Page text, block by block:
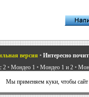
версия • Интересно
2 • Мондео 1 • Мондео 1 и 2 •
Мы применяем куки, чтобы сайт